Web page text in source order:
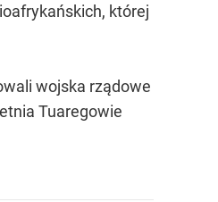
której
wojska rządowe
Tuaregowie